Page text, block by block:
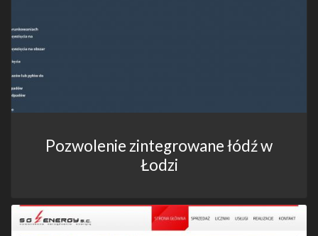
Pozwolenie zintegrowane łódź w
Łodzi